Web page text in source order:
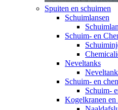
Spuiten en schuimen
Schuimlansen
Schuim- en
Neveltanks
Schuim- en
Schuim-
Kogelkranen en